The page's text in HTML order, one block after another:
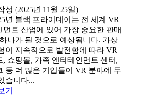
성 (2025년 11월 25일)
년 블랙 프라이데이는 전 세계 VR
먼트 산업에 있어 가장 중요한 판매
나가 될 것으로 예상됩니다. 가상
이 지속적으로 발전함에 따라 VR
, 쇼핑몰, 가족 엔터테인먼트 센터,
등 더 많은 기업들이 VR 분야에 투
습니다...
기